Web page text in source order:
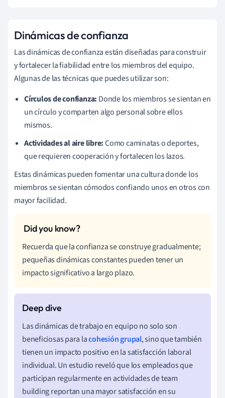
Dinámicas de confianza
Las dinámicas de confianza están diseñadas para construir
y fortalecer la fiabilidad entre los miembros del equipo.
Algunas de las técnicas que puedes utilizar son:
Círculos de confianza: Donde los miembros se sientan en
un círculo y comparten algo personal sobre ellos
mismos.
Actividades al aire libre:Como caminatas o deportes,
que requieren cooperación y fortalecen los lazos.
Estas dinámicas pueden fomentar una cultura donde los
miembros se sientan cómodos confiando unos en otros con
mayor facilidad.
Recuerda que la confianza se construye gradualmente;
pequeñas dinámicas constantes pueden tener un
impacto significativo a largo plazo.
Las dinámicas de trabajo en equipo no solo son
beneficiosas para lacohesión grupal, sino que también
tienen un impacto positivo en la satisfacción laboral
individual. Un estudio reveló que los empleados que
participan regularmente en actividades de team
building reportan una mayor satisfacción en su